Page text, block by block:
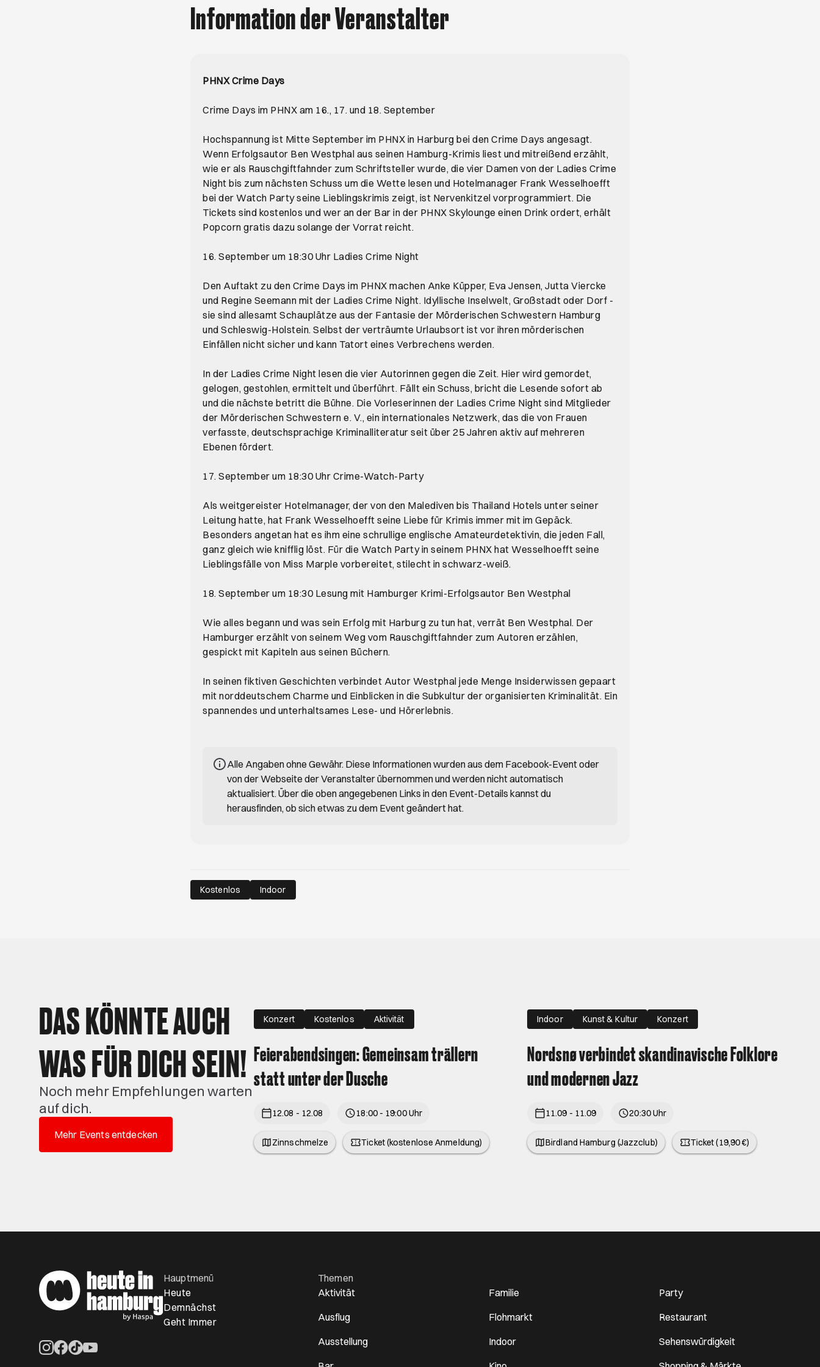
Information der Veranstalter
PHNX Crime Days
Crime Days im PHNX am 16., 17. und 18. September
Hochspannung ist Mitte September im PHNX in Harburg bei den Crime Days angesagt.
Wenn Erfolgsautor Ben Westphal aus seinen Hamburg-Krimis liest und mitreißend erzählt,
wie er als Rauschgiftfahnder zum Schriftsteller wurde, die vier Damen von der Ladies Crime
Night bis zum nächsten Schuss um die Wette lesen und Hotelmanager Frank Wesselhoefft
bei der Watch Party seine Lieblingskrimis zeigt, ist Nervenkitzel vorprogrammiert. Die
Tickets sind kostenlos und wer an der Bar in der PHNX Skylounge einen Drink ordert, erhält
Popcorn gratis dazu solange der Vorrat reicht.
16. September um 18:30 Uhr Ladies Crime Night
Den Auftakt zu den Crime Days im PHNX machen Anke Küpper, Eva Jensen, Jutta Viercke
und Regine Seemann mit der Ladies Crime Night. Idyllische Inselwelt, Großstadt oder Dorf -
sie sind allesamt Schauplätze aus der Fantasie der Mörderischen Schwestern Hamburg
und Schleswig-Holstein. Selbst der verträumte Urlaubsort ist vor ihren mörderischen
Einfällen nicht sicher und kann Tatort eines Verbrechens werden.
In der Ladies Crime Night lesen die vier Autorinnen gegen die Zeit. Hier wird gemordet,
gelogen, gestohlen, ermittelt und überführt. Fällt ein Schuss, bricht die Lesende sofort ab
und die nächste betritt die Bühne. Die Vorleserinnen der Ladies Crime Night sind Mitglieder
der Mörderischen Schwestern e. V., ein internationales Netzwerk, das die von Frauen
verfasste, deutschsprachige Kriminalliteratur seit über 25 Jahren aktiv auf mehreren
Ebenen fördert.
17. September um 18:30 Uhr Crime-Watch-Party
Als weitgereister Hotelmanager, der von den Malediven bis Thailand Hotels unter seiner
Leitung hatte, hat Frank Wesselhoefft seine Liebe für Krimis immer mit im Gepäck.
Besonders angetan hat es ihm eine schrullige englische Amateurdetektivin, die jeden Fall,
ganz gleich wie knifflig löst. Für die Watch Party in seinem PHNX hat Wesselhoefft seine
Lieblingsfälle von Miss Marple vorbereitet, stilecht in schwarz-weiß.
18. September um 18:30 Lesung mit Hamburger Krimi-Erfolgsautor Ben Westphal
Wie alles begann und was sein Erfolg mit Harburg zu tun hat, verrät Ben Westphal. Der
Hamburger erzählt von seinem Weg vom Rauschgiftfahnder zum Autoren erzählen,
gespickt mit Kapiteln aus seinen Büchern.
In seinen fiktiven Geschichten verbindet Autor Westphal jede Menge Insiderwissen gepaart
mit norddeutschem Charme und Einblicken in die Subkultur der organisierten Kriminalität. Ein
spannendes und unterhaltsames Lese- und Hörerlebnis.
Alle Angaben ohne Gewähr. Diese Informationen wurden aus dem Facebook-Event oder
von der Webseite der Veranstalter übernommen und werden nicht automatisch
aktualisiert. Über die oben angegebenen Links in den Event-Details kannst du
herausfinden, ob sich etwas zu dem Event geändert hat.
Kostenlos Indoor
DAS KÖNNTE AUCH
WAS FÜR DICH SEIN!
Noch mehr Empfehlungen warten
auf dich.
Mehr Events entdecken
Konzert Kostenlos Aktivität
Feierabendsingen: Gemeinsam trällern
statt unter der Dusche
12.08 - 12.08 18:00 - 19:00 Uhr
Zinnschmelze Ticket (kostenlose Anmeldung)
Indoor Kunst & Kultur Konzert
Nordsnø verbindet skandinavische Folklore
und modernen Jazz
11.09 - 11.09 20:30 Uhr
Birdland Hamburg (Jazzclub) Ticket (19,90 €)
Hauptmenü
Heute
Demnächst
Geht Immer
Themen
Aktivität
Ausflug
Ausstellung
Familie
Flohmarkt
Indoor
Party
Restaurant
Sehenswürdigkeit